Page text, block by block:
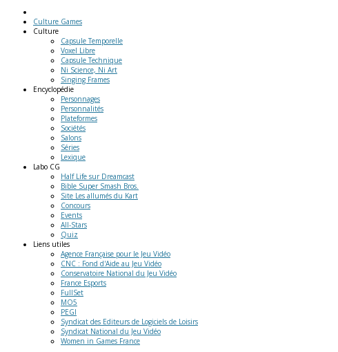
Culture Games
Culture
Capsule Temporelle
Voxel Libre
Capsule Technique
Ni Science, Ni Art
Singing Frames
Encyclopédie
Personnages
Personnalités
Plateformes
Sociétés
Salons
Séries
Lexique
Labo CG
Half Life sur Dreamcast
Bible Super Smash Bros.
Site Les allumés du Kart
Concours
Events
All-Stars
Quiz
Liens utiles
Agence Française pour le Jeu Vidéo
CNC : Fond d'Aide au Jeu Vidéo
Conservatoire National du Jeu Vidéo
France Esports
FullSet
MO5
PEGI
Syndicat des Editeurs de Logiciels de Loisirs
Syndicat National du Jeu Vidéo
Women in Games France